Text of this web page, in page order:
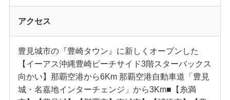
アクセス
豊見城市の『豊崎タウン』に新しくオープンした
【イーアス沖縄豊崎ビーチサイド3階スターバックス
向かい】那覇空港から6Km 那覇空港自動車道「豊見
城・名嘉地インターチェンジ」から3Km■【糸満